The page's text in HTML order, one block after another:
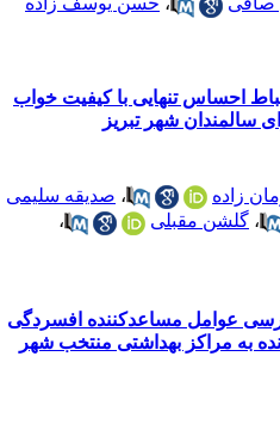
احساس تنهایی با کیفیت خواب
سالمندان شهر تبریز
زاده ،صدیقه سلیمی
،گلشن مقبلی
،
عوامل مساعدکننده افسردگی
به مراکز بهداشتی منتخب شهر